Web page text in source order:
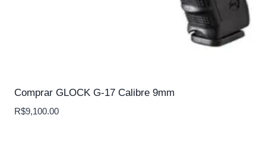
Comprar GLOCK G-17 Calibre 9mm
R$9,100.00